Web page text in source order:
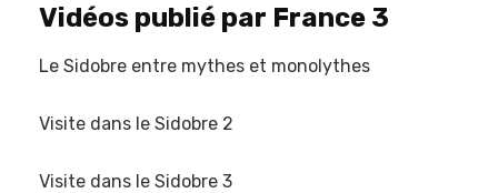
Vidéos publié par France 3
Le Sidobre entre mythes et monolythes
Visite dans le Sidobre 2
Visite dans le Sidobre 3